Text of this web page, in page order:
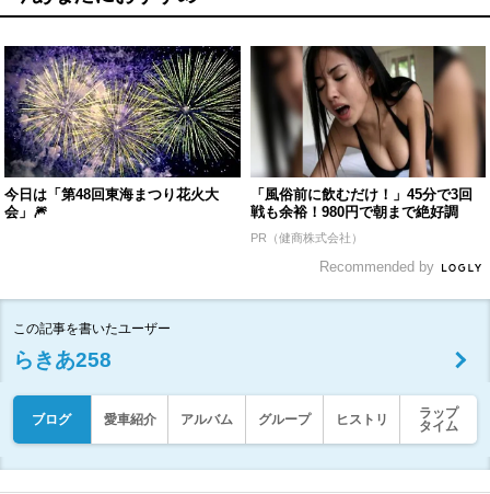
今日は「第48回東海まつり花火大
会」🎆
「風俗前に飲むだけ！」45分で3回
戦も余裕！980円で朝まで絶好調
PR（健商株式会社）
Recommended by
この記事を書いたユーザー
らきあ258
ブログ 愛車紹介 アルバム グループ ヒストリ
ラップ
タイム